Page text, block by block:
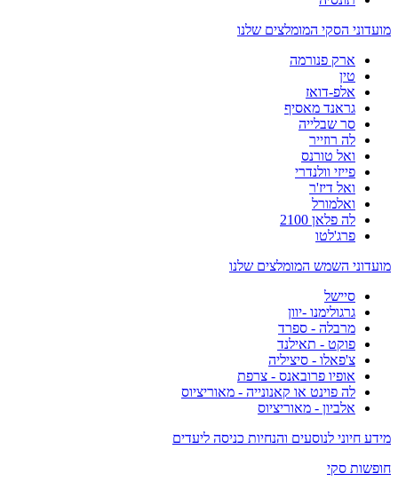
מועדוני הסקי המומלצים שלנו
ארק פנורמה
טין
אלפ-דואז
גראנד מאסיף
סר שבלייה
לה רוזייר
ואל טורנס
פייזי וולנדרי
ואל דיז'ר
ואלמורל
לה פלאן 2100
פרג'לטו
מועדוני השמש המומלצים שלנו
סיישל
גרגולימנו -יוון
מרבלה - ספרד
פוקט - תאילנד
צ'פאלו - סיציליה
אופיו פרובאנס - צרפת
לה פוינט או קאנונייה - מאוריציוס
אלביון - מאוריציוס
מידע חיוני לנוסעים והנחיות כניסה ליעדים
חופשות סקי